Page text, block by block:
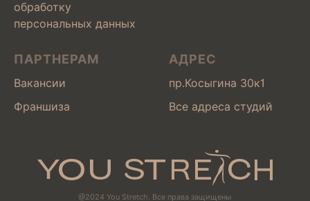
обработку
персональных данных
ПАРТНЕРАМ
Вакансии
Франшиза
АДРЕС
пр.Косыгина 30к1
Все адреса студий
@2024 You Stretch. Все права защищены